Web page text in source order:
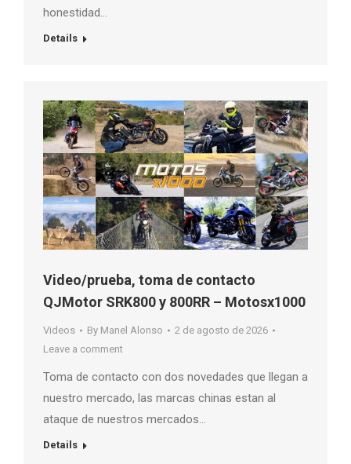
honestidad…
Details
Video/prueba, toma de contacto
QJMotor SRK800 y 800RR – Motosx1000
Videos By Manel Alonso
2 de agosto de 2026
Leave a comment
Toma de contacto con dos novedades que llegan a
nuestro mercado, las marcas chinas estan al
ataque de nuestros mercados…
Details